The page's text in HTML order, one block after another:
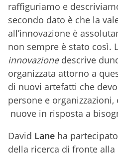
raffiguriamo e
secondo dato è che la
all’innovazione è
non sempre è stato così.
innovazionedescrive
organizzata attorno a
di nuovi artefatti che
persone e
nuove in risposta a
David Lane ha
della ricerca di fronte alla